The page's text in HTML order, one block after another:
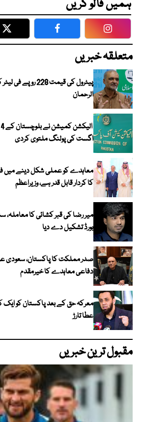
ہمیں فالو کریں
Twitter Facebook
متعلقہ خبریں
پیٹرول کی قیمت 228
الرحمان
اگست کی پولنگ ملتوی کردی
معاہدے کو عملی شکل دینے میں
کا کردار قابل قدر ہے، وزیراعظم
میر رضا کی قبر کشائی کا
بورڈ تشکیل دے دیا
صدر مملکت کا پاکستان، سعودی
دفاعی معاہدے کا خیرمقدم
معرکہ حق کے بعد پاکستان کو ایک
عطا تارڑ
مقبول ترین خبریں